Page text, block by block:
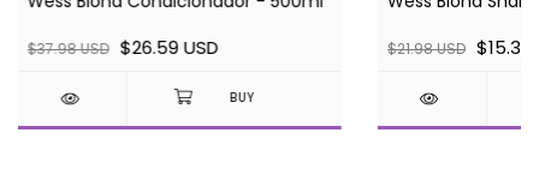
$37.98 USD $26.59 USD $21.98 USD $15.39